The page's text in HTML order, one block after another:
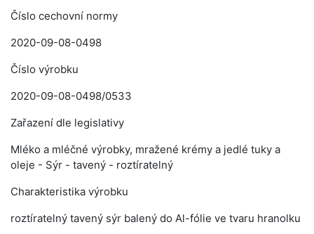
Číslo cechovní normy
2020-09-08-0498
Číslo výrobku
2020-09-08-0498/0533
Zařazení dle legislativy
Mléko a mléčné výrobky, mražené krémy a jedlé tuky a
oleje - Sýr - tavený - roztíratelný
Charakteristika výrobku
roztíratelný tavený sýr balený do Al-fólie ve tvaru hranolku